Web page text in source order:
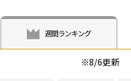
週間ランキング
※8/6更新